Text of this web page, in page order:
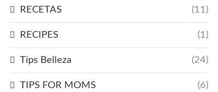
RECETAS (11)
RECIPES (1)
Tips Belleza (24)
TIPS FOR MOMS (6)